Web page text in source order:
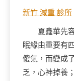
新竹 減重 診所
夏鑫華先
眠緣由重要有
傻氣，而變成
乏，心神掉養